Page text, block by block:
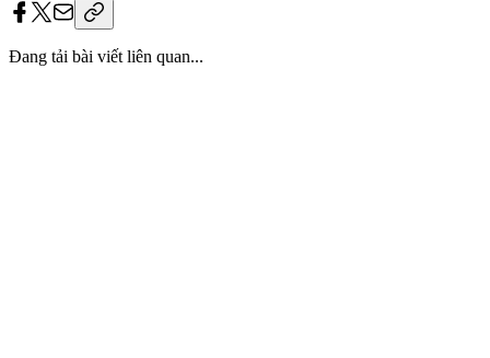
Đang tải bài viết liên quan...